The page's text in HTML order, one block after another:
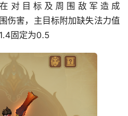
对目标及周围敌军造成
伤害，主目标附加缺失法力值
固定为0.5